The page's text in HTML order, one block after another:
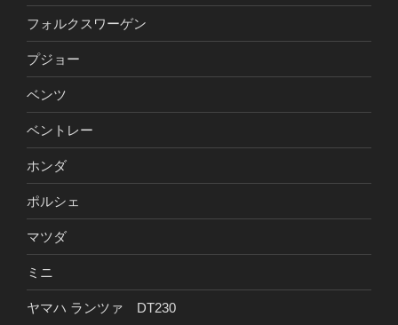
フォルクスワーゲン
プジョー
ベンツ
ベントレー
ホンダ
ポルシェ
マツダ
ミニ
ヤマハ ランツァ DT230